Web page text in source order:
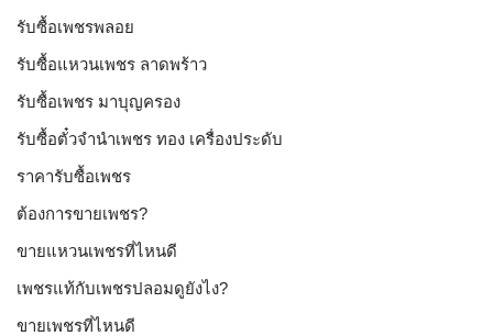
รับซื้อเพชรพลอย
รับซื้อแหวนเพชร ลาดพร้าว
รับซื้อเพชร มาบุญครอง
รับซื้อตั๋วจำนำเพชร ทอง เครื่องประดับ
ราคารับซื้อเพชร
ต้องการขายเพชร?
ขายแหวนเพชรที่ไหนดี
เพชรแท้กับเพชรปลอมดูยังไง?
ขายเพชรที่ไหนดี